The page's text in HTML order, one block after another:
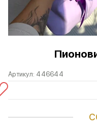
Артикул: 446644